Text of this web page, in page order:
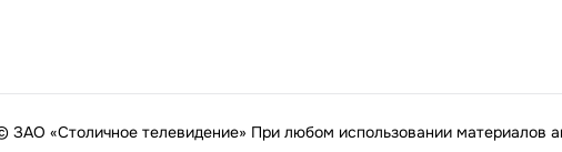
«Столичное телевидение» При любом использовании материалов